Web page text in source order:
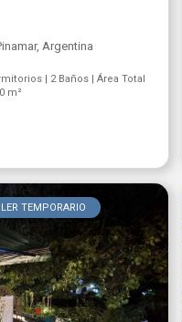
Argentina
| 2 Baños | Área Total
m²
TEMPORARIO